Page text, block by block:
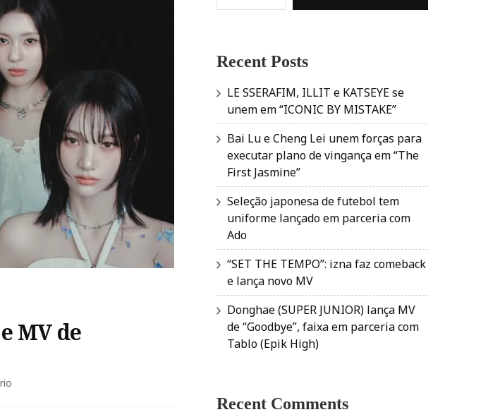
MV de
Recent Posts
LE SSERAFIM, ILLIT e KATSEYE se
unem em “ICONIC BY MISTAKE”
Bai Lu e Cheng Lei unem forças para
executar plano de vingança em “The
First Jasmine”
Seleção japonesa de futebol tem
uniforme lançado em parceria com
Ado
“SET THE TEMPO”: izna faz comeback
e lança novo MV
Donghae (SUPER JUNIOR) lança MV
de “Goodbye”, faixa em parceria com
Tablo (Epik High)
Recent Comments